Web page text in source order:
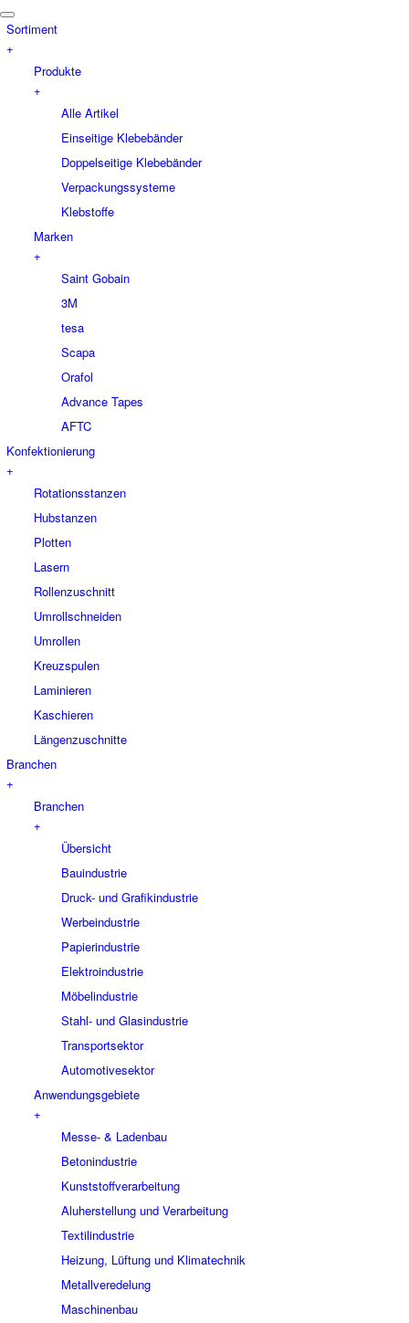
Sortiment
+
Produkte
+
Alle Artikel
Einseitige Klebebänder
Doppelseitige Klebebänder
Verpackungssysteme
Klebstoffe
Marken
+
Saint Gobain
3M
tesa
Scapa
Orafol
Advance Tapes
AFTC
Konfektionierung
+
Rotationsstanzen
Hubstanzen
Plotten
Lasern
Rollenzuschnitt
Umrollschneiden
Umrollen
Kreuzspulen
Laminieren
Kaschieren
Längenzuschnitte
Branchen
+
Branchen
+
Übersicht
Bauindustrie
Druck- und Grafikindustrie
Werbeindustrie
Papierindustrie
Elektroindustrie
Möbelindustrie
Stahl- und Glasindustrie
Transportsektor
Automotivesektor
Anwendungsgebiete
+
Messe- & Ladenbau
Betonindustrie
Kunststoffverarbeitung
Aluherstellung und Verarbeitung
Textilindustrie
Heizung, Lüftung und Klimatechnik
Metallveredelung
Maschinenbau